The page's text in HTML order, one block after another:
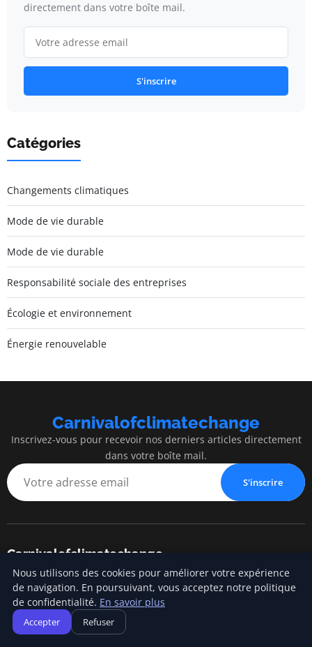
directement dans votre boîte mail.
S'inscrire
Catégories
Changements climatiques
Mode de vie durable
Mode de vie durable
Responsabilité sociale des entreprises
Écologie et environnement
Énergie renouvelable
Carnivalofclimatechange
Inscrivez-vous pour recevoir nos derniers articles directement
dans votre boîte mail.
S'inscrire
Carnivalofclimatechange
Blog d'actualités et d'informations
Catégories
Nous utilisons des cookies pour améliorer votre expérience
de navigation. En poursuivant, vous acceptez notre politique
de confidentialité. En savoir plus
Accepter Refuser